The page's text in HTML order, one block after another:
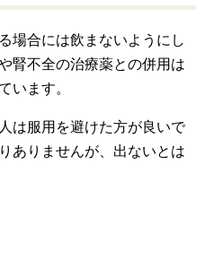
場合には飲まないようにし
腎不全の治療薬との併用は
います。
は服用を避けた方が良いで
ありませんが、出ないとは